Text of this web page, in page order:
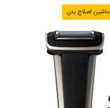
ماشین اصلاح بدن